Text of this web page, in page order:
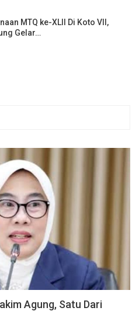
MTQ ke-XLII Di Koto VII,
Gelar…
Agung, Satu Dari